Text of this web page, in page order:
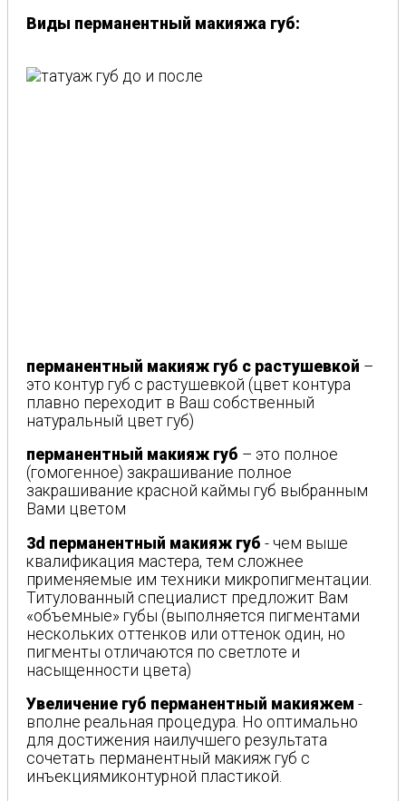
Виды перманентный макияжа губ:
перманентный макияж губ с растушевкой –
это контур губ с растушевкой (цвет контура
плавно переходит в Ваш собственный
натуральный цвет губ)
перманентный макияж губ – это полное
(гомогенное) закрашивание полное
закрашивание красной каймы губ выбранным
Вами цветом
3d перманентный макияж губ - чем выше
квалификация мастера, тем сложнее
применяемые им техники микропигментации.
Титулованный специалист предложит Вам
«объемные» губы (выполняется пигментами
нескольких оттенков или оттенок один, но
пигменты отличаются по светлоте и
насыщенности цвета)
Увеличение губ перманентный макияжем -
вполне реальная процедура. Но оптимально
для достижения наилучшего результата
сочетать перманентный макияж губ с
инъекциямиконтурной пластикой.